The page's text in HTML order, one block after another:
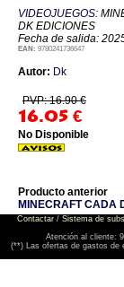
VIDEOJUEGOS:
DK EDICIONES
Fecha de salida:
EAN: 9780241736647
Autor: Dk
PVP: 16.90 €
16.05 €
No Disponible
Producto anterior
MINECRAFT CADA
Contactar/ Sistema de
Atención al cliente:
(**) Las ofertas de gastos de